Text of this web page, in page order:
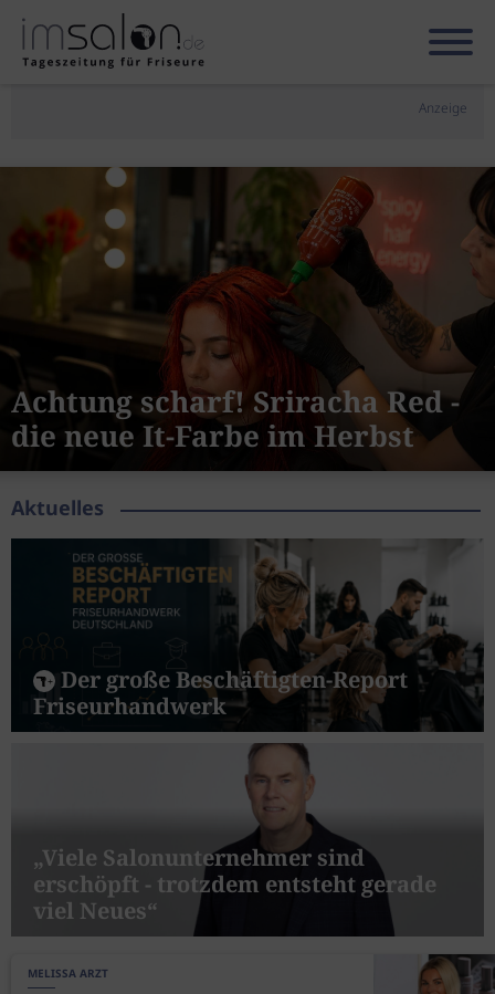
Anzeige
Achtung scharf! Sriracha Red -
die neue It-Farbe im Herbst
Aktuelles
Der große Beschäftigten-Report
Friseurhandwerk
„Viele Salonunternehmer sind
erschöpft - trotzdem entsteht gerade
viel Neues“
MELISSA ARZT